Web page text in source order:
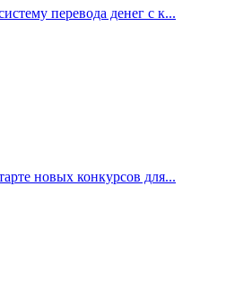
перевода денег с к...
новых конкурсов для...